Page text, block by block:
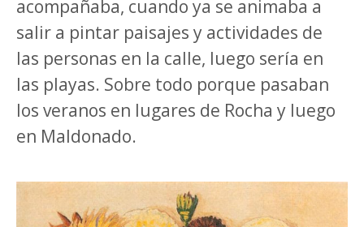
acompañaba, cuando ya se animaba a
salir a pintar paisajes y actividades de
las personas en la calle, luego sería en
las playas. Sobre todo porque pasaban
los veranos en lugares de Rocha y luego
en Maldonado.